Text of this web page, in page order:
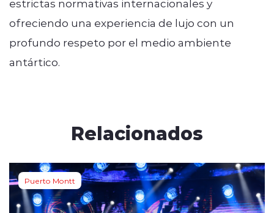
estrictas normativas internacionales y
ofreciendo una experiencia de lujo con un
profundo respeto por el medio ambiente
antártico.
Relacionados
Puerto Montt